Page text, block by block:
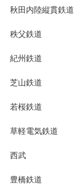
秋田内陸縦貫鉄道
秩父鉄道
紀州鉄道
芝山鉄道
若桜鉄道
草軽電気鉄道
西武
豊橋鉄道